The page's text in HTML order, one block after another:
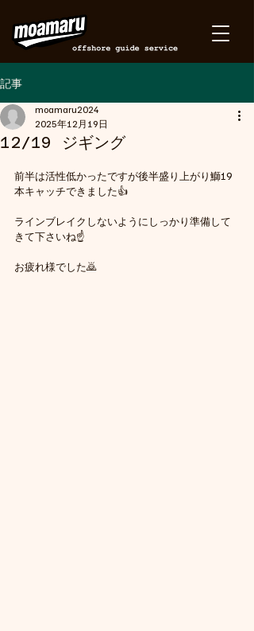
記事
12/19 ジギング
moamaru2024
2025年12月19日
前半は活性低かったですが後半盛り上がり鰤19
本キャッチできました👍
ラインブレイクしないようにしっかり準備して
きて下さいね☝️
お疲れ様でした🙇